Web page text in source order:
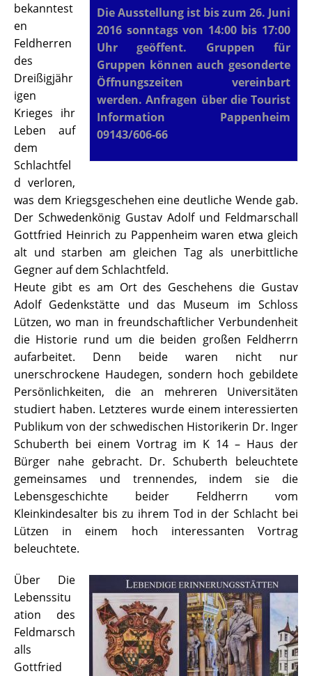
Die Ausstellung ist bis zum 26. Juni
2016 sonntags von 14:00 bis 17:00
Uhr geöffent. Gruppen für
Gruppen können auch gesonderte
Öffnungszeiten vereinbart
werden. Anfragen über die Tourist
Information Pappenheim
09143/606-66
bekanntest
en
Feldherren
des
Dreißigjähr
igen
Krieges ihr
Leben auf
dem
Schlachtfel
d verloren,
was dem Kriegsgeschehen eine deutliche Wende gab.
Der Schwedenkönig Gustav Adolf und Feldmarschall
Gottfried Heinrich zu Pappenheim waren etwa gleich
alt und starben am gleichen Tag als unerbittliche
Gegner auf dem Schlachtfeld.
Heute gibt es am Ort des Geschehens die Gustav
Adolf Gedenkstätte und das Museum im Schloss
Lützen, wo man in freundschaftlicher Verbundenheit
die Historie rund um die beiden großen Feldherrn
aufarbeitet. Denn beide waren nicht nur
unerschrockene Haudegen, sondern hoch gebildete
Persönlichkeiten, die an mehreren Universitäten
studiert haben. Letzteres wurde einem interessierten
Publikum von der schwedischen Historikerin Dr. Inger
Schuberth bei einem Vortrag im K 14 – Haus der
Bürger nahe gebracht. Dr. Schuberth beleuchtete
gemeinsames und trennendes, indem sie die
Lebensgeschichte beider Feldherrn vom
Kleinkindesalter bis zu ihrem Tod in der Schlacht bei
Lützen in einem hoch interessanten Vortrag
beleuchtete.
Über Die
Lebenssitu
ation des
Feldmarsch
alls
Gottfried